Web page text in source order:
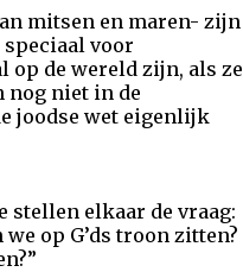
mitsen en maren- zijn
speciaal voor
op de wereld zijn, als ze
nog niet in de
joodse wet eigenlijk
stellen elkaar de vraag:
op G’ds troon zitten?